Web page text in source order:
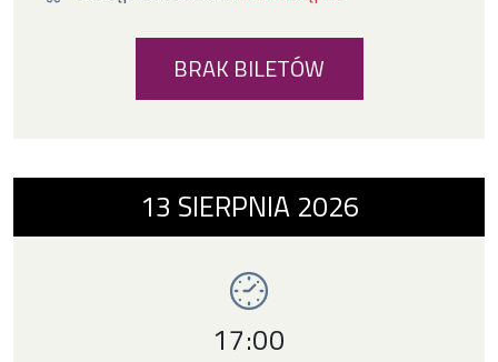
BRAK BILETÓW
Wydarzenie numer 6: MANU. BĄDŹ
13 SIERPNIA 2026
Godzina wydarzenia,
17:00